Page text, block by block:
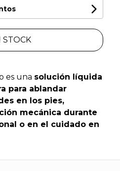
STOCK
es una solución líquida
para ablandar
en los pies,
mecánica durante
o en el cuidado en